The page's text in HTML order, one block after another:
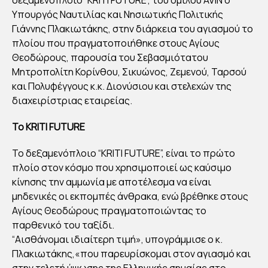
FU
ΥΨ
ΩΘ
ΗΝΙ
ΣΗ
ΣΤ
Ο
Υπουργός Ναυτιλίας και Νησιωτικής Πολιτικής
Γιάννης Πλακιωτάκης, στην διάρκεια του αγιασμού το
πλοίου που πραγματοποιήθηκε στους Αγίους
Θεοδώρους, παρουσία του Σεβασμιότατου
Μητροπολίτη Κορίνθου, Σικυώνος, Ζεμενού, Ταρσού
και Πολυφέγγους κ.κ. Διονύσιου και στελεχών της
διαχειρίστριας εταιρείας.
Το KRITI FUTURE
Το δεξαμενόπλοιο “KRITI FUTURE”, είναι το πρώτο
πλοίο στον κόσμο που χρησιμοποιεί ως καύσιμο
κίνησης την αμμωνία με αποτέλεσμα να είναι
μηδενικές οι εκπομπές άνθρακα, ενώ βρέθηκε στους
Αγίους Θεοδώρους πραγματοποιώντας το
παρθενικό του ταξίδι.
“Αισθάνομαι ιδιαίτερη τιμή», υπογράμμισε ο κ.
Πλακιωτάκης,«που παρευρίσκομαι στον αγιασμό και